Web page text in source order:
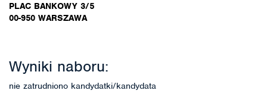
PLAC BANKOWY 3/5
00-950 WARSZAWA
Wyniki naboru:
nie zatrudniono kandydatki/kandydata